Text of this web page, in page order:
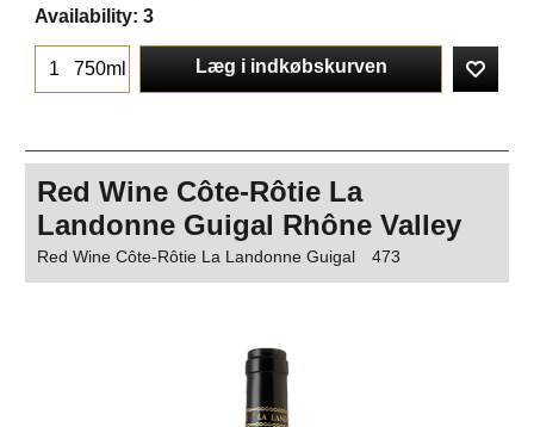
Availability: 3
750ml Læg i indkøbskurven
Red Wine Côte-Rôtie La
Landonne Guigal Rhône Valley
Red Wine Côte-Rôtie La Landonne Guigal 473